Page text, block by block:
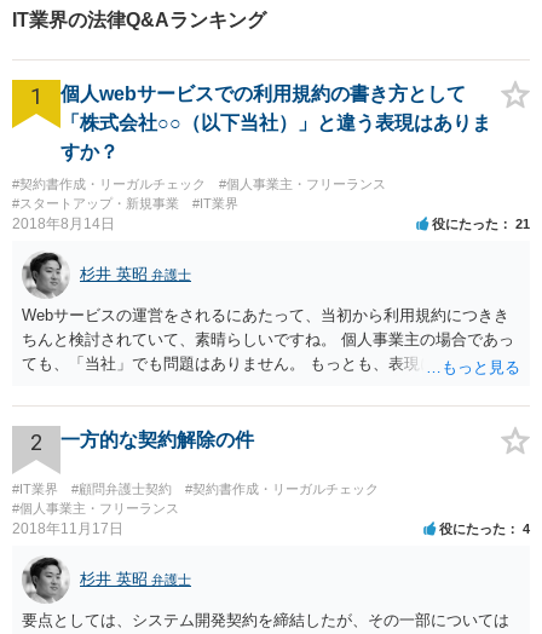
付したりした。 【ベリーベストの対応とその結果】 上記の当該ユーザーの行
為に対し、 ・不正操作により課金を免れることは、電子計算機使用詐欺に該
がった。 【解決のポイント】 クレーマー対応については、弁護士名での対応
で収まるケースも多くあります。クレーマーを事前に防ぐ意味で、顧問弁護
士と契約しているということをホームページで表示することも有益と考えら
れます。
IT業界の法律Q&Aランキング
1
個人webサービスでの利用規約の書き方として
「株式会社○○（以下当社）」と違う表現はありま
すか？
#契約書作成・リーガルチェック
#個人事業主・フリーランス
#スタートアップ・新規事業
#IT業界
2018年8月14日 役にたった 21
杉井 英昭 弁護士
Webサービスの運営をされるにあたって、当初から利用規約につきき
ちんと検討されていて、素晴らしいですね。 個人事業主の場合であっ
ても、「当社」でも問題はありません。 もっとも、表現に違和感があ
さんが「ABCウェブサービス」の屋号で事業を運営する際には、「当
社」の代わりに「ABCウェブサービス」とか「ABCWS」を使う等で
す。
2 一方的な契約解除の件
#IT業界 #顧問弁護士契約
#契約書作成・リーガルチェック
#個人事業主・フリーランス
2018年11月17日 役にたった 4
杉井 英昭 弁護士
要点としては、システム開発契約を締結したが、その一部については